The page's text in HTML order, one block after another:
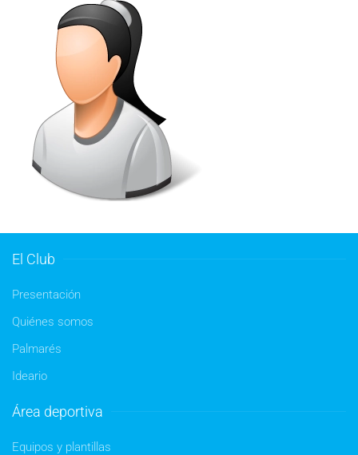
El Club
Presentación
Quiénes somos
Palmarés
Ideario
Área deportiva
Equipos y plantillas